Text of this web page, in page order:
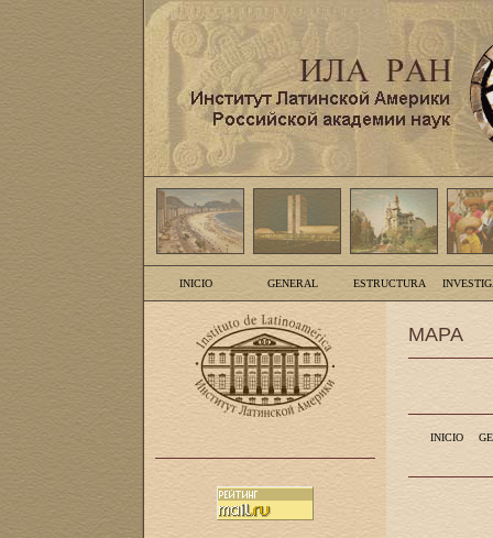
INICIO GENERAL ESTRUCTURA
MAPA
INICIO